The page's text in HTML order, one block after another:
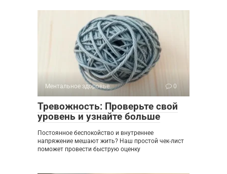
Ментальное здоровье 0
Тревожность: Проверьте свой
уровень и узнайте больше
Постоянное беспокойство и внутреннее
напряжение мешают жить? Наш простой чек-лист
поможет провести быструю оценку